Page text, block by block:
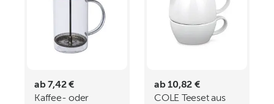
ab 7,42 €
Kaffee- oder
ab 10,82 €
COLE Teeset aus